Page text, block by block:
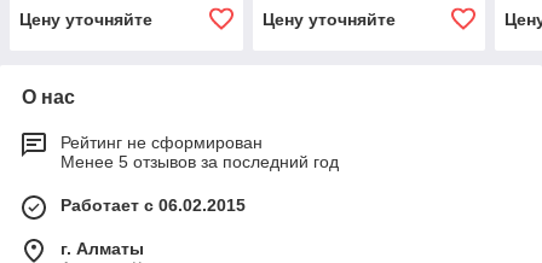
Цену уточняйте
Цену уточняйте
О нас
Рейтинг не сформирован
Менее 5 отзывов за последний год
Работает с 06.02.2015
г. Алматы